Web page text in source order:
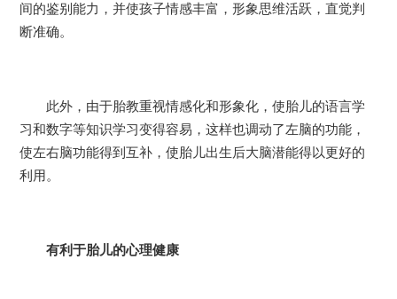
间的鉴别能力，并使孩子情感丰富，形象思维活跃，直觉判
断准确。
此外，由于胎教重视情感化和形象化，使胎儿的语言学
习和数字等知识学习变得容易，这样也调动了左脑的功能，
使左右脑功能得到互补，使胎儿出生后大脑潜能得以更好的
利用。
有利于胎儿的心理健康